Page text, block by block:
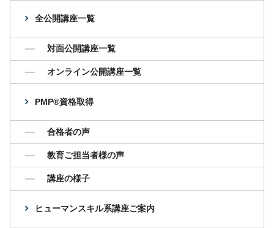
全公開講座一覧
対面公開講座一覧
オンライン公開講座一覧
PMP®資格取得
合格者の声
教育ご担当者様の声
講座の様子
ヒューマンスキル系講座ご案内